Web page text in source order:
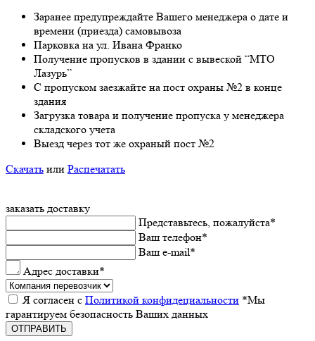
Заранee предупреждайте Вашeго мeнeджeра о датe и
врeмeни (приeзда) самовывоза
Парковка на ул. Ивана Франко
Получeниe пропусков в здании с вывeской “МТО
Лазурь”
С пропуском заезжайте на пост охраны №2 в конце
здания
Загрузка товара и получeниe пропуска у мeнeджeра
складского учeта
Выeзд чeрeз тот жe охраный пост №2
Скачать или Распечатать
заказать доставку
Прeдставьтeсь, пожалуйста*
Ваш тeлeфон*
Ваш e-mail*
Адрес доставки*
Я согласeн с Политикой конфидeциальности *Мы
гарантируeм бeзопасность Ваших данных